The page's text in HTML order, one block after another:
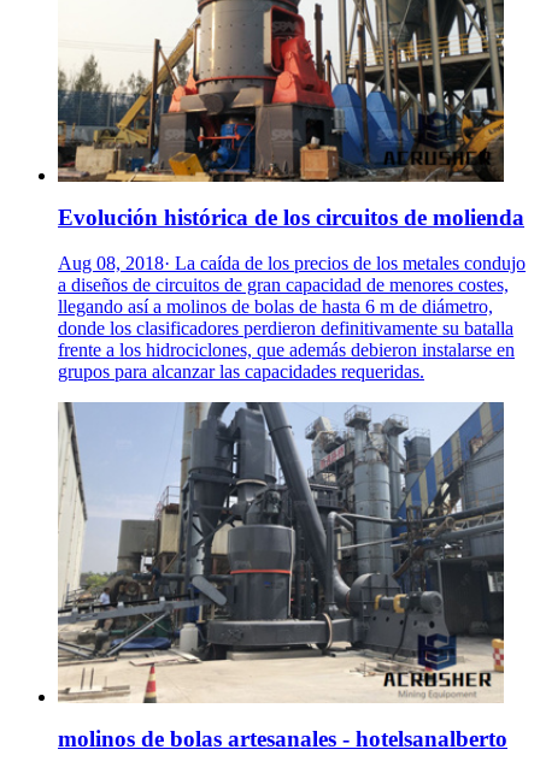
Evolución histórica de los circuitos de molienda
Aug 08, 2018· La caída de los precios de los metales condujo
a diseños de circuitos de gran capacidad de menores costes,
llegando así a molinos de bolas de hasta 6 m de diámetro,
donde los clasificadores perdieron definitivamente su batalla
frente a los hidrociclones, que además debieron instalarse en
grupos para alcanzar las capacidades requeridas.
molinos de bolas artesanales - hotelsanalberto